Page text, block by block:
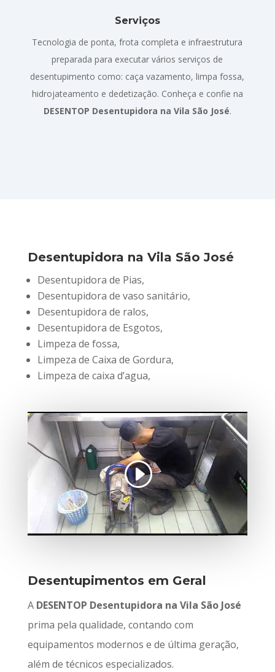
Serviços
Tecnologia de ponta, frota completa e infraestrutura
preparada para executar vários serviços de
desentupimento como: caça vazamento, limpa fossa,
hidrojateamento e dedetização. Conheça e confie na
DESENTOP Desentupidora na Vila São José.
Desentupidora na Vila São José
Desentupidora de Pias,
Desentupidora de vaso sanitário,
Desentupidora de ralos,
Desentupidora de Esgotos,
Limpeza de fossa,
Limpeza de Caixa de Gordura,
Limpeza de caixa d’agua,
Desentupimentos em Geral
A DESENTOP Desentupidora na Vila São José
prima pela qualidade, contando com
equipamentos modernos e de última geração,
além de técnicos especializados.